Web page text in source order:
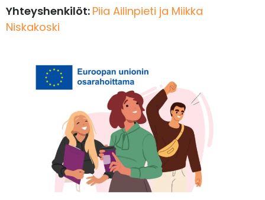
Yhteyshenkilöt: Piia Ailinpieti ja Miikka
Niskakoski